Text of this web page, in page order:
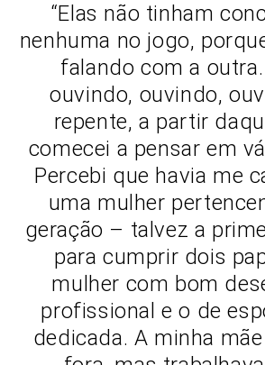
“Elas não tinham
nenhuma no jogo,
falando com a
ouvindo, ouvindo,
repente, a partir
comecei a pensar em
Percebi que havia me
uma mulher
geração – talvez a
para cumprir dois
mulher com bom
profissional e o de
dedicada. A minha